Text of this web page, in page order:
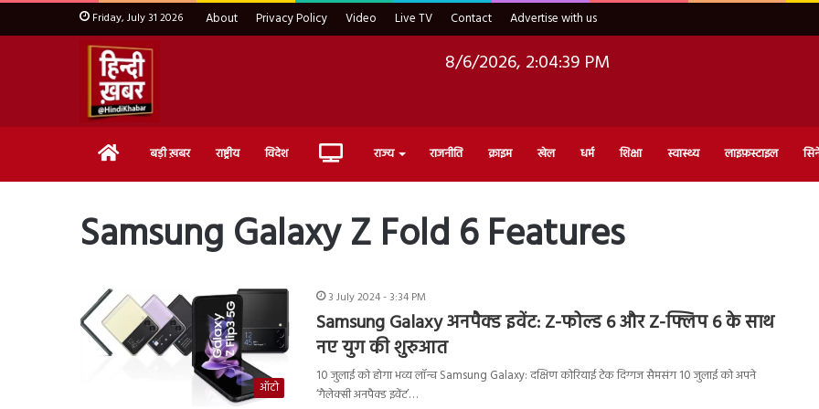
Friday, July 31 2026 About Privacy Policy Video Live TV Contact Advertise with us
8/6/2026, 2:04:40 PM
Home बड़ी ख़बर राष्ट्रीय विदेश Live राज्य राजनीति क्राइम खेल धर्म शिक्षा स्वास्थ्य लाइफ़स्टाइल
Samsung Galaxy Z Fold 6 Features
ऑटो
3 July 2024 - 3:34 PM
Samsung Galaxy अनपैक्ड इवेंट: Z-फोल्ड 6 और Z-फ्लिप 6 के साथ
नए युग की शुरुआत
10 जुलाई को होगा भव्य लॉन्च Samsung Galaxy: दक्षिण कोरियाई टेक दिग्गज सैमसंग 10 जुलाई को अपने
‘गैलेक्सी अनपैक्ड इवेंट’…